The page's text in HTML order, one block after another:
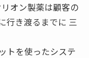
オン製薬は顧客の
行き渡るまでに 三
トを使ったシステ